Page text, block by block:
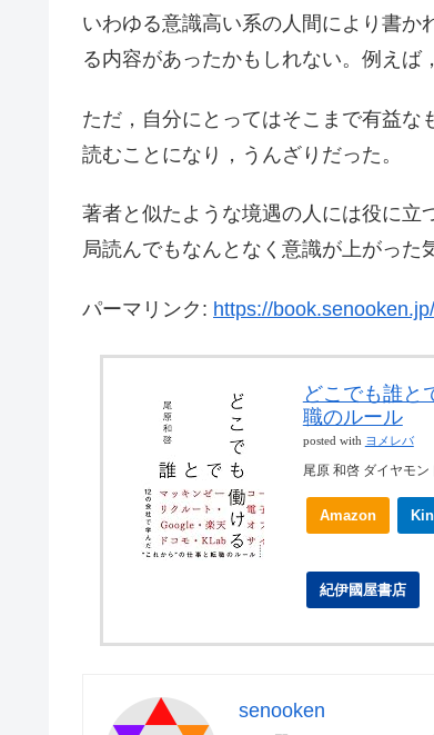
いわゆる意識高い系の人間により書か
る内容があったかもしれない。例えば
ただ，自分にとってはそこまで有益な
読むことになり，うんざりだった。
著者と似たような境遇の人には役に立
局読んでもなんとなく意識が上がった
パーマリンク: https://
どこでも誰と
職のルール
posted with ヨメレバ
尾原 和啓 ダイヤモ
Amazon
紀伊國屋書店
senooken